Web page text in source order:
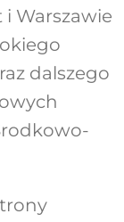
Warszawie
dalszego